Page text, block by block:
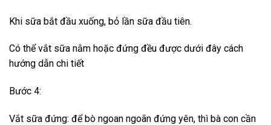
Khi sữa bắt đầu xuống, bỏ lần sữa đầu tiên.
Có thể vắt sữa nằm hoặc đứng đều được dưới đây cách
hướng dẫn chi tiết
Bước 4:
Vắt sữa đứng: để bò ngoan ngoãn đứng yên, thì bà con cần